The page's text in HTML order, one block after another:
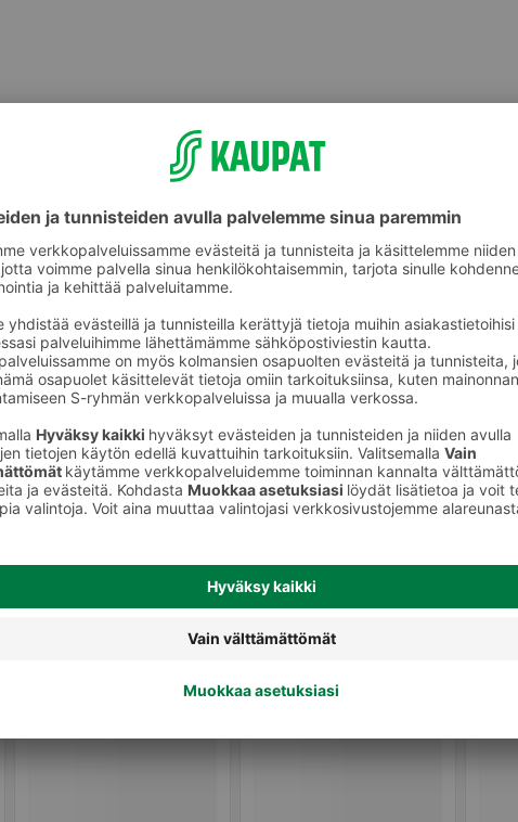
Sekahillot